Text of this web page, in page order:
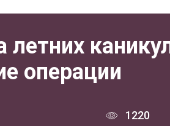
операции
1220